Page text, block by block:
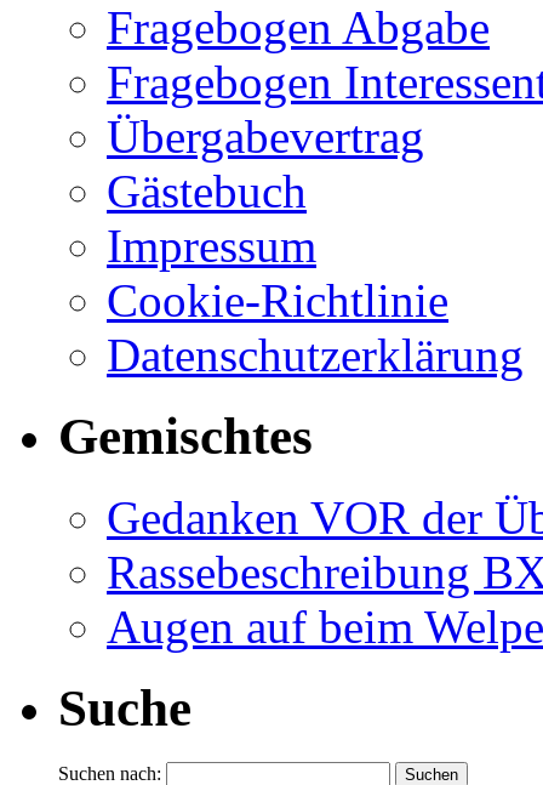
Fragebogen Abgabe
Fragebogen
Übergabevertrag
Gästebuch
Impressum
Cookie-Richtlinie
Datenschutzerklärung
Gemischtes
Gedanken VOR der
Rassebeschreibung
Augen auf beim
Suche
Suchen nach: